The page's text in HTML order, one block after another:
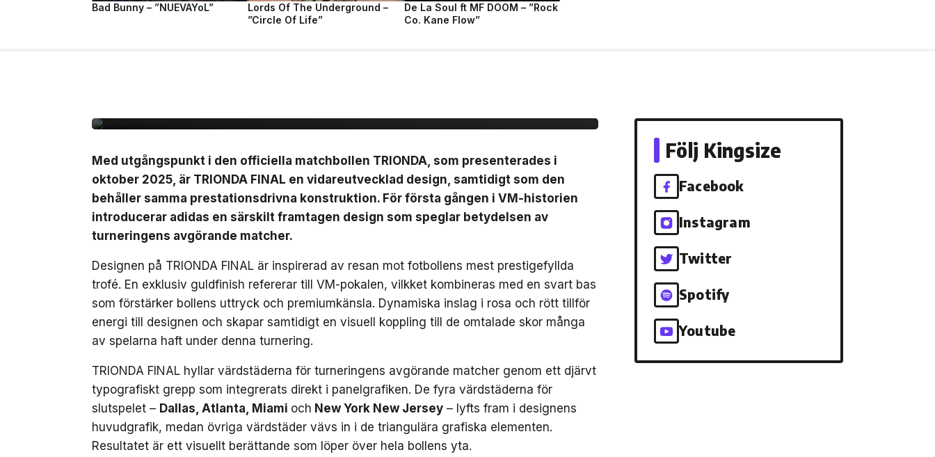
Bad Bunny – ”NUEVAYoL”
Lords Of The Underground –
”Circle Of Life”
De La Soul ft MF DOOM – ”Rock
Co. Kane Flow”
Med utgångspunkt i den officiella matchbollen TRIONDA, som presenterades i
oktober 2025, är TRIONDA FINAL en vidareutvecklad design, samtidigt som den
behåller samma prestationsdrivna konstruktion. För första gången i VM-historien
introducerar adidas en särskilt framtagen design som speglar betydelsen av
turneringens avgörande matcher.
Designen på TRIONDA FINAL är inspirerad av resan mot fotbollens mest prestigefyllda
trofé. En exklusiv guldfinish refererar till VM-pokalen, vilkket kombineras med en svart bas
som förstärker bollens uttryck och premiumkänsla. Dynamiska inslag i rosa och rött tillför
energi till designen och skapar samtidigt en visuell koppling till de omtalade skor många
av spelarna haft under denna turnering.
TRIONDA FINAL hyllar värdstäderna för turneringens avgörande matcher genom ett djärvt
typografiskt grepp som integrerats direkt i panelgrafiken. De fyra värdstäderna för
slutspelet – Dallas, Atlanta, Miami och New York New Jersey – lyfts fram i designens
huvudgrafik, medan övriga värdstäder vävs in i de triangulära grafiska elementen.
Resultatet är ett visuellt berättande som löper över hela bollens yta.
Följ Kingsize
Facebook
Instagram
Twitter
Spotify
Youtube